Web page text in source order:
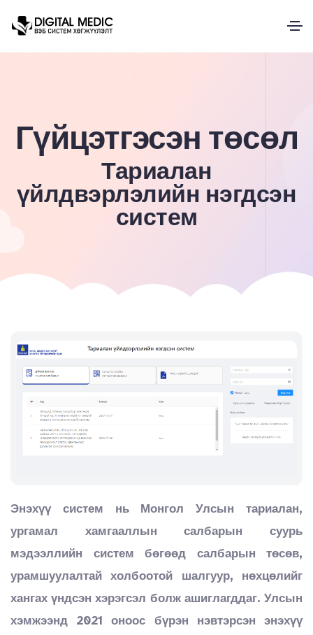
Гүйцэтгэсэн төсөл
Тариалан
үйлдвэрлэлийн нэгдсэн
систем
Энэхүү систем нь Монгол Улсын тариалан,
ургамал хамгааллын салбарын суурь
мэдээллийн систем бөгөөд салбарын төсөв,
урамшуулалтай холбоотой шалгуур, нөхцөлийг
хангах үндсэн хэрэгсэл болж ашиглагддаг. Улсын
хэмжээнд 2021 оноос бүрэн нэвтэрсэн энэхүү